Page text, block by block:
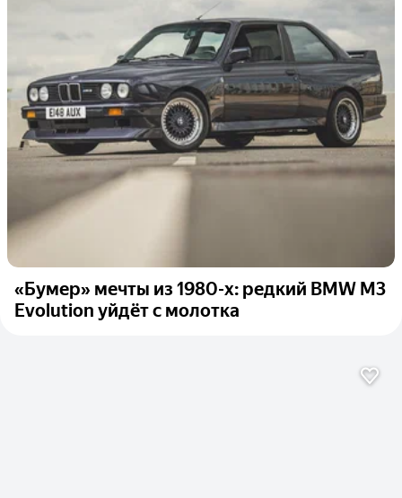
«Бумер» мечты из 1980-х: редкий BMW M3
Evolution уйдёт с молотка